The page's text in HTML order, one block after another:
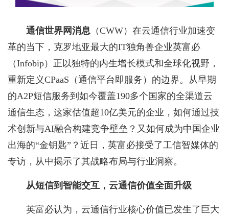
通信世界网消息 （CWW） 在云通信行业加速变
革的当下，克罗地亚最大的IT独角兽企业英富必
（Infobip）正以独特的内生增长模式和全球化视野，
重新定义CPaaS（通信平台即服务）的边界。从早期
的A2P短信服务到如今覆盖190多个国家的全渠道云
通信生态，这家估值超10亿美元的企业，如何通过技
术创新与AI融合构建竞争壁垒？又如何成为中国企业
出海的“金钥匙”？近日，英富必接受了工信智媒体的
专访，从中揭示了其战略布局与行业洞察。
从短信到智能交互，云通信价值全面升级
英富必认为，云通信行业核心价值已发生了巨大